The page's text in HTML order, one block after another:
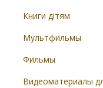
Книги дітям
Мультфильмы
Фильмы
Видеоматериалы